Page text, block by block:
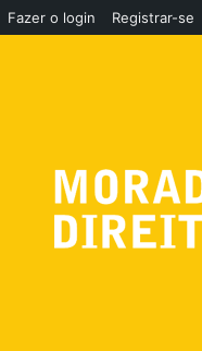
Fazer o login Registrar-se